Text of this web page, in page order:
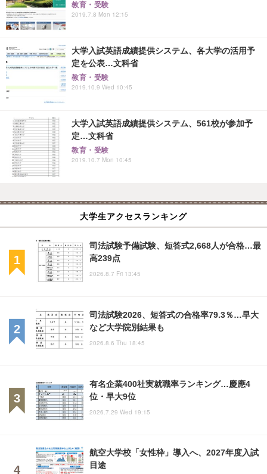
教育・受験
2019.7.8 Mon 12:15
大学入試英語成績提供システム、各大学の活用予
定を公表…文科省
教育・受験
2019.10.9 Wed 10:45
大学入試英語成績提供システム、561校が参加予
定…文科省
教育・受験
2019.10.7 Mon 10:45
大学生アクセスランキング
司法試験予備試験、短答式2,668人が合格…最
高239点
2026.8.7 Fri 13:45
司法試験2026、短答式の合格率79.3％…早大
など大学院別結果も
2026.8.6 Thu 18:45
有名企業400社実就職率ランキング…慶應4
位・早大9位
2026.7.29 Wed 19:15
航空大学校「女性枠」導入へ、2027年度入試
目途